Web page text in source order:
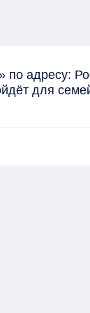
адресу:
для